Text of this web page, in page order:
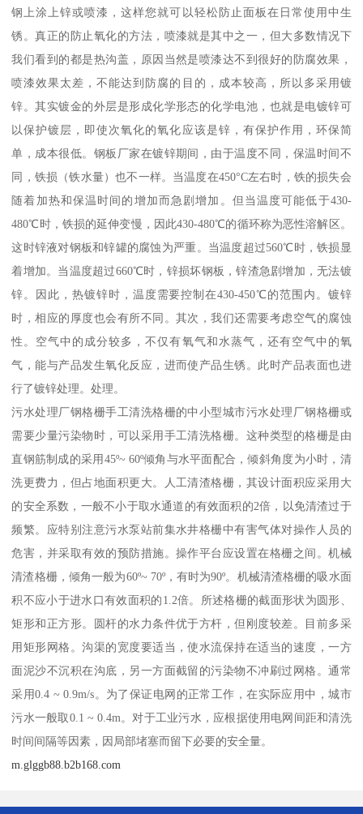
钢上涂上锌或喷漆，这样您就可以轻松防止面板在日常使用中生
锈。真正的防止氧化的方法，喷漆就是其中之一，但大多数情况下
我们看到的都是热沟盖，原因当然是喷漆达不到很好的防腐效果，
喷漆效果太差，不能达到防腐的目的，成本较高，所以多采用镀
锌。其实镀金的外层是形成化学形态的化学电池，也就是电镀锌可
以保护镀层，即使次氧化的氧化应该是锌，有保护作用，环保简
单，成本很低。钢板厂家在镀锌期间，由于温度不同，保温时间不
同，铁损（铁水量）也不一样。当温度在450°C左右时，铁的损失会
随着加热和保温时间的增加而急剧增加。但当温度可能低于430-
480℃时，铁损的延伸变慢，因此430-480℃的循环称为恶性溶解区。
这时锌液对钢板和锌罐的腐蚀为严重。当温度超过560℃时，铁损显
着增加。当温度超过660℃时，锌损坏钢板，锌渣急剧增加，无法镀
锌。因此，热镀锌时，温度需要控制在430-450℃的范围内。镀锌
时，相应的厚度也会有所不同。其次，我们还需要考虑空气的腐蚀
性。空气中的成分较多，不仅有氧气和水蒸气，还有空气中的氧
气，能与产品发生氧化反应，进而使产品生锈。此时产品表面也进
行了镀锌处理。处理。
污水处理厂钢格栅手工清洗格栅的中小型城市污水处理厂钢格栅或
需要少量污染物时，可以采用手工清洗格栅。这种类型的格栅是由
直钢筋制成的采用45º~ 60º倾角与水平面配合，倾斜角度为小时，清
洗更费力，但占地面积更大。人工清渣格栅，其设计面积应采用大
的安全系数，一般不小于取水通道的有效面积的2倍，以免清渣过于
频繁。应特别注意污水泵站前集水井格栅中有害气体对操作人员的
危害，并采取有效的预防措施。操作平台应设置在格栅之间。机械
清渣格栅，倾角一般为60º~ 70º，有时为90º。机械清渣格栅的吸水面
积不应小于进水口有效面积的1.2倍。所述格栅的截面形状为圆形、
矩形和正方形。圆杆的水力条件优于方杆，但刚度较差。目前多采
用矩形网格。沟渠的宽度要适当，使水流保持在适当的速度，一方
面泥沙不沉积在沟底，另一方面截留的污染物不冲刷过网格。通常
采用0.4 ~ 0.9m/s。为了保证电网的正常工作，在实际应用中，城市
污水一般取0.1 ~ 0.4m。对于工业污水，应根据使用电网间距和清洗
时间间隔等因素，因局部堵塞而留下必要的安全量。
m.glggb88.b2b168.com